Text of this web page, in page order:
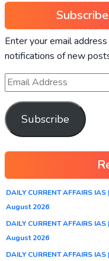
Enter your email
notifications of new
Subscribe
DAILY CURRENT AFFAIRS
August 2026
DAILY CURRENT AFFAIRS
August 2026
DAILY CURRENT AFFAIRS